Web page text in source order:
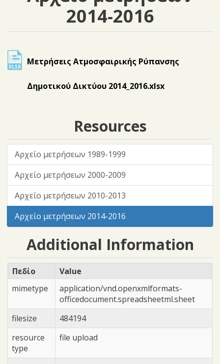
2014-2016
Μετρήσεις Ατμοσφαιρικής Ρύπανσης
Δημοτικού Δικτύου 2014_2016.xlsx
Resources
Αρχείο μετρήσεων 1989-1999
Αρχείο μετρήσεων 2000-2009
Αρχείο μετρήσεων 2010-2013
Αρχείο μετρήσεων 2014-2016
Additional Information
Πεδίο
Value
mimetype
application/vnd.openxmlformats-
officedocument.spreadsheetml.sheet
filesize
484194
resource
type
file upload